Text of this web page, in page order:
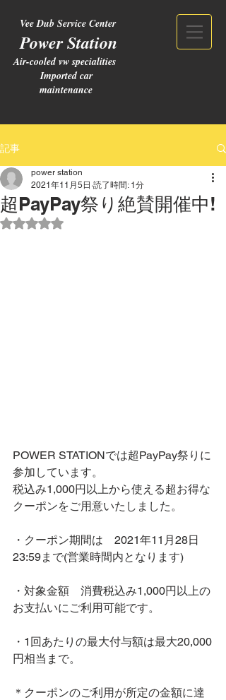
Vee Dub Service Center
Power Station
Air-cooled vw specialities
Imported car
maintenance
記事
超PayPay祭り絶賛開催中!
power station
2021年11月5日 読了時間: 1分
5つ星のうちNaNと評価されています。
POWER STATIONでは超PayPay祭りに
参加しています。
税込み1,000円以上から使える超お得な
クーポンをご用意いたしました。
・クーポン期間は　2021年11月28日
23:59まで(営業時間内となります)
・対象金額　消費税込み1,000円以上の
お支払いにご利用可能です。
・1回あたりの最大付与額は最大20,000
円相当まで。
＊クーポンのご利用が所定の金額に達